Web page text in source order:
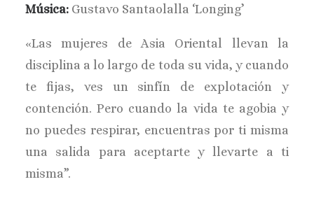
Música: Gustavo Santaolalla ‘Longing’
«Las mujeres de Asia Oriental llevan la
disciplina a lo largo de toda su vida, y cuando
te fijas, ves un sinfín de explotación y
contención. Pero cuando la vida te agobia y
no puedes respirar, encuentras por ti misma
una salida para aceptarte y llevarte a ti
misma”.